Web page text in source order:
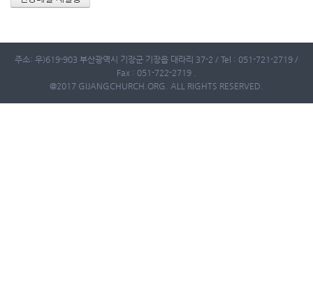
주소: 우)619-903 부산광역시 기장군 기장읍 대라리 37-2 / Tel : 051-721-2719 /
Fax : 051-722-2719 .
@2017 GIJANGCHURCH.ORG. ALL RIGHTS RESERVED.